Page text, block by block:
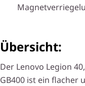
Übersicht:
Der Lenovo Legion
GB400 ist ein flacher